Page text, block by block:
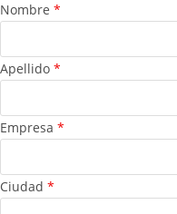
Nombre *
Apellido *
Empresa *
Ciudad *